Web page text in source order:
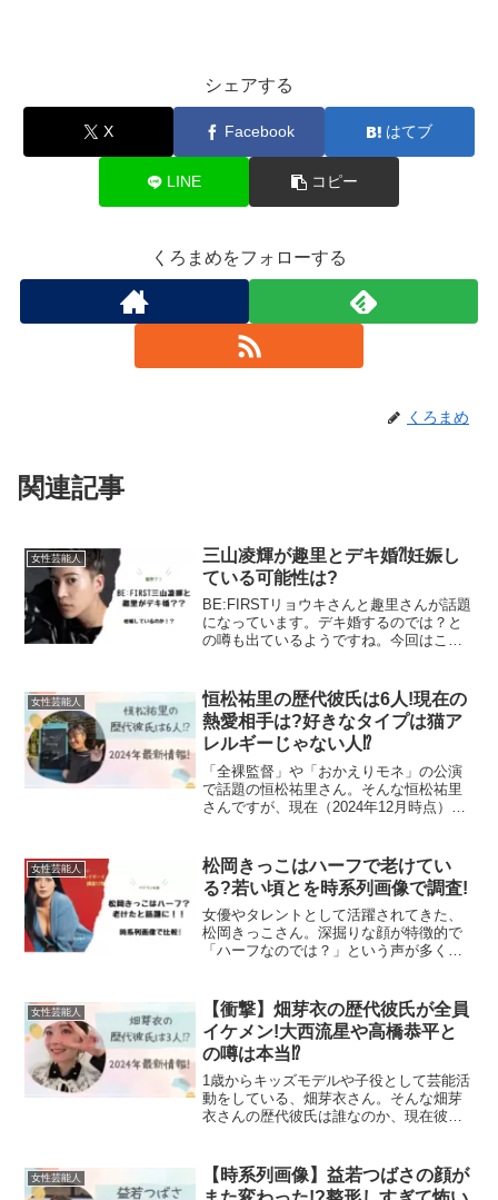
シェアする
X Facebook はてブ
LINE コピー
くろまめをフォローする
くろまめ
関連記事
女性芸能人
三山凌輝が趣里とデキ婚⁈妊娠し
ている可能性は?
BE:FIRSTリョウキさんと趣里さんが話題
になっています。デキ婚するのでは？と
の噂も出ているようですね。今回はこの
BE:FIRSTリョウキさんについて話題にな
っ...
女性芸能人
恒松祐里の歴代彼氏は6人!現在の
熱愛相手は?好きなタイプは猫ア
レルギーじゃない人⁉︎
「全裸監督」や「おかえりモネ」の公演
で話題の恒松祐里さん。そんな恒松祐里
さんですが、現在（2024年12月時点）の
す。【2024年最新】恒松祐里の歴代彼氏
は6人！恒松祐里...
女性芸能人
松岡きっこはハーフで老けてい
る?若い頃とを時系列画像で調査!
女優やタレントとして活躍されてきた、
松岡きっこさん。深掘りな顔が特徴的で
「ハーフなのでは？」という声が多く上
ました。松岡きっこはハーフではない！
女優やタレントとして活躍...
女性芸能人
【衝撃】畑芽衣の歴代彼氏が全員
イケメン!大西流星や高橋恭平と
の噂は本当⁉︎
1歳からキッズモデルや子役として芸能活
動をしている、畑芽衣さん。そんな畑芽
衣さんの歴代彼氏は誰なのか、現在彼氏
んと噂になった歴代彼氏はこちらです。
大西流星さん（な...
女性芸能人
【時系列画像】益若つばさの顔が